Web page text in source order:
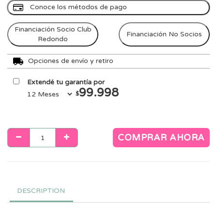
Conoce los métodos de pago
Financiación Socio Club
Redondo
Financiación No Socios
Opciones de envío y retiro
Extendé tu garantía por
$99.998
COMPRAR AHORA
DESCRIPTION